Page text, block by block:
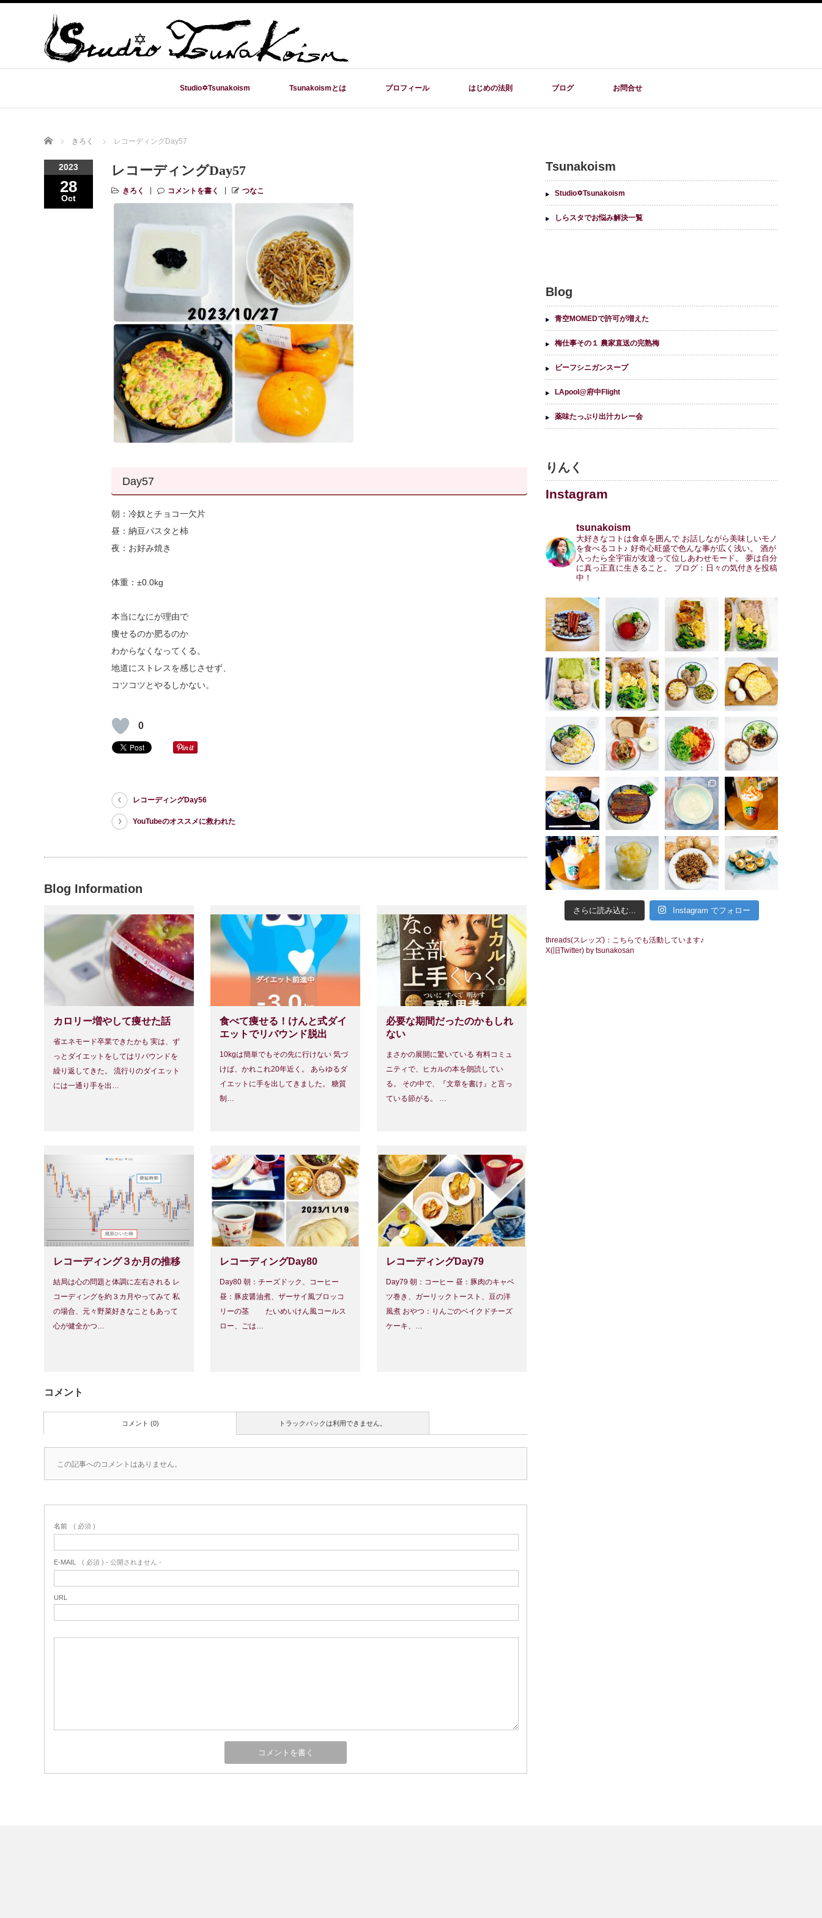
Studio✡Tsunakoism Tsunakoismとは プロフィール はじめの法則 ブログ お問合せ
Home きろく レコーディングDay57
2023
28
Oct
レコーディングDay57
きろく コメントを書く つなこ
Day57
朝：冷奴とチョコ一欠片
昼：納豆パスタと柿
夜：お好み焼き
体重：±0.0kg
本当になにが理由で
痩せるのか肥るのか
わからなくなってくる。
地道にストレスを感じさせず、
コツコツとやるしかない。
0
レコーディングDay56
YouTubeのオススメに救われた
Blog Information
カロリー増やして痩せた話
省エネモード卒業できたかも 実は、ず
っとダイエットをしてはリバウンドを
繰り返してきた。 流行りのダイエット
には一通り手を出…
食べて痩せる！けんと式ダイ
エットでリバウンド脱出
10kgは簡単でもその先に行けない 気づ
けば、かれこれ20年近く。 あらゆるダ
イエットに手を出してきました。 糖質
制…
必要な期間だったのかもしれ
ない
まさかの展開に驚いている 有料コミュ
ニティで、ヒカルの本を朗読してい
る。 その中で、『文章を書け』と言っ
ている節がる。 …
レコーディング３か月の推移
結局は心の問題と体調に左右される レ
コーディングを約３カ月やってみて 私
の場合、元々野菜好きなこともあって
心が健全かつ…
レコーディングDay80
Day80 朝：チーズドック、コーヒー
昼：豚皮醤油煮、ザーサイ風ブロッコ
リーの茎 たいめいけん風コールス
ロー、ごは…
レコーディングDay79
Day79 朝：コーヒー 昼：豚肉のキャベ
ツ巻き、ガーリックトースト、豆の洋
風煮 おやつ：りんごのベイクドチーズ
ケーキ、…
コメント
トラックバックは利用できません。
コメント (0)
この記事へのコメントはありません。
名前 ( 必須 )
E-MAIL ( 必須 ) - 公開されません -
URL
Tsunakoism
Studio✡Tsunakoism
しらスタでお悩み解決一覧
Blog
青空MOMEDで許可が増えた
梅仕事その１ 農家直送の完熟梅
ビーフシニガンスープ
LApool@府中Flight
薬味たっぷり出汁カレー会
りんく
Instagram
tsunakoism
大好きなコトは食卓を囲んで お話しながら美味しいモノ
を食べるコト♪ 好奇心旺盛で色んな事が広く浅い。
酒が
入ったら全宇宙が友達って位しあわせモード。
夢は自分
に真っ正直に生きること。
ブログ：日々の気付きを投稿
中！
さらに読み込む... Instagram でフォロー
threads(スレッズ)：こちらでも活動しています♪
X(旧Twitter) by tsunakosan